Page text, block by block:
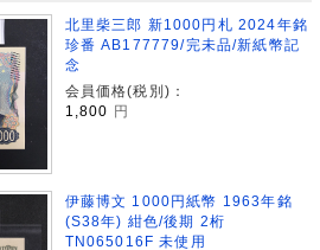
北里柴三郎 新1000円札 2024年銘
珍番 AB177779/完未品/新紙幣記
念
会員価格(税別)：
1,800
円
伊藤博文 1000円紙幣 1963年銘
(S38年) 紺色/後期 2桁
TN065016F 未使用